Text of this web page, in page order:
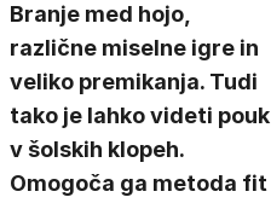
Branje med hojo,
različne miselne igre in
veliko premikanja. Tudi
tako je lahko videti pouk
v šolskih klopeh.
Omogoča ga metoda fit